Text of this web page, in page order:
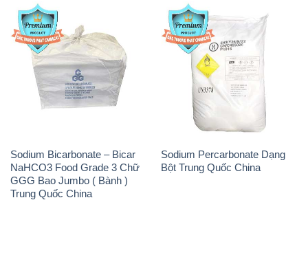
Sodium Bicarbonate – Bicar
NaHCO3 Food Grade 3 Chữ
GGG Bao Jumbo ( Bành )
Trung Quốc China
Sodium Percarbonate Dạng
Bột Trung Quốc China